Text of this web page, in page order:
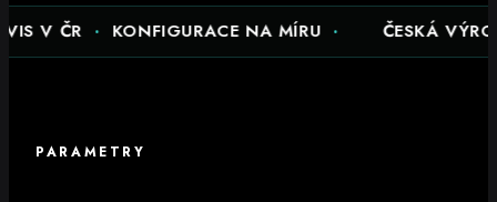
·KONFIGURACE NA MÍRU· ČESKÁ VÝROBA·
PARAMETRY